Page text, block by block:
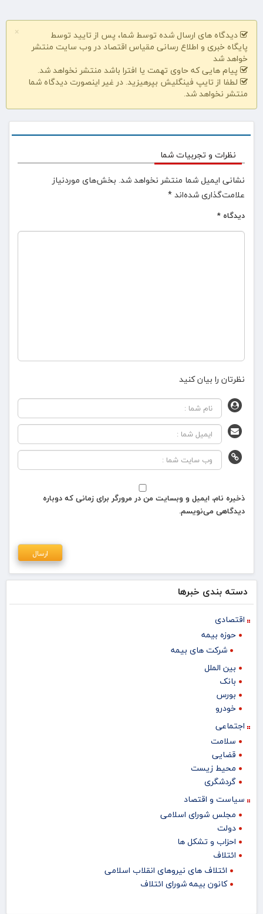
×
دیدگاه های ارسال شده توسط شما، پس از تایید توسط
پایگاه خبری و اطلاع رسانی مقیاس اقتصاد در وب سایت منتشر
خواهد شد
پیام هایی که حاوی تهمت یا افترا باشد منتشر نخواهد شد.
لطفا از تایپ فینگلیش بپرهیزید. در غیر اینصورت دیدگاه شما
منتشر نخواهد شد.
نظرات و تجربیات شما
نشانی ایمیل شما منتشر نخواهد شد. بخش‌های موردنیاز
علامت‌گذاری شده‌اند*
دیدگاه *
نظرتان را بیان کنید
ذخیره نام، ایمیل و وبسایت من در مرورگر برای زمانی که دوباره
دیدگاهی می‌نویسم.
دسته بندی خبرها
اقتصادی
حوزه بیمه
شرکت های بیمه
بین الملل
بانک
بورس
خودرو
اجتماعی
سلامت
قضایی
محیط زیست
گردشگری
سیاست و اقتصاد
مجلس شورای اسلامی
دولت
احزاب و تشکل ها
ائتلاف
ائتلاف های نیروهای انقلاب اسلامی
کانون بیمه شورای ائتلاف